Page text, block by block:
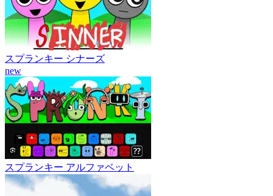
スプランキー シナーズ
new
スプランキー アルファベット